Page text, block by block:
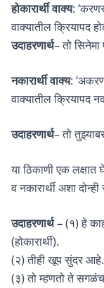
होकारार्थी वाक्य:
वाक्यातील क्रियापद
उदाहरणार्थ– तो
नकारार्थी वाक्य:
वाक्यातील क्रियापद
उदाहरणार्थ– तो
या ठिकाणी एक
व नकारार्थी अशा
उदाहरणार्थ –(१) हे
(होकारार्थी).
(२) तीही खूप सुंदर आहे.
(३) तो म्हणतो ते सगळंच